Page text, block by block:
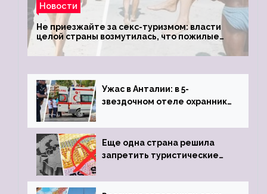
Новости
Не приезжайте за секс-туризмом: власти
целой страны возмутилась, что пожилые
туристки массово едут к ним, чтобы
обзавестись молодыми любовниками
Ужас в Анталии: в 5-
звездочном отеле охранник
пистолета
Еще одна страна решила
запретить туристические